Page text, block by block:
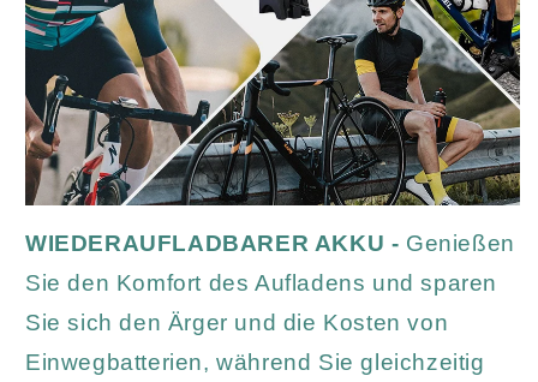
WIEDERAUFLADBARER AKKU - Genießen
Sie den Komfort des Aufladens und sparen
Sie sich den Ärger und die Kosten von
Einwegbatterien, während Sie gleichzeitig